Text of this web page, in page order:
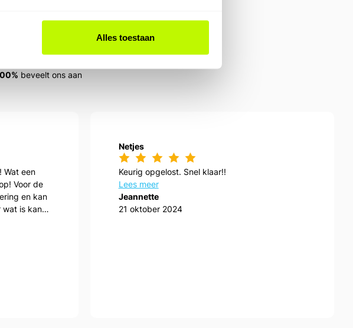
Alles toestaan
beveelt ons aan
Wat een
de
en kan
wat is kan
Netjes
Keurig opgelost. Snel klaar!!
Lees meer
Jeannette
21 oktober 2024